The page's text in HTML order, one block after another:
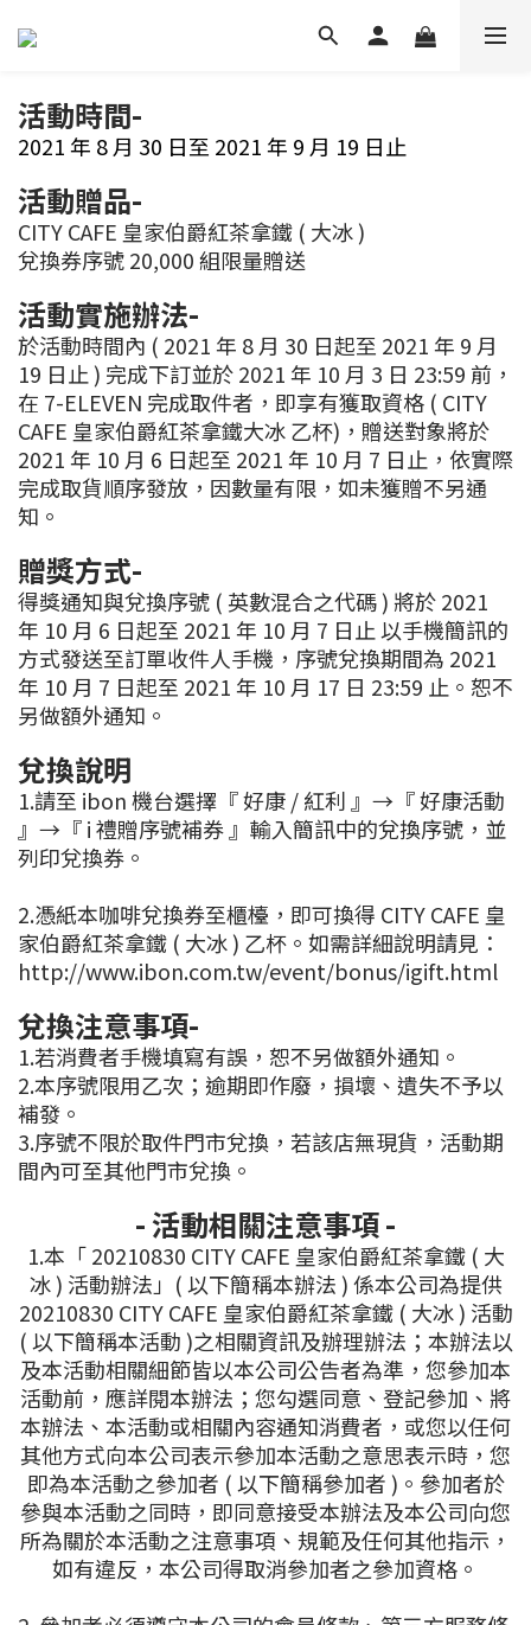
活動時間-
2021 年 8 月 30 日至 2021 年 9 月 19 日止
活動贈品-
CITY CAFE 皇家伯爵紅茶拿鐵 ( 大冰 )
兌換券序號 20,000 組限量贈送
活動實施辦法-
於活動時間內 ( 2021 年 8 月 30 日起至 2021 年 9 月
19 日止 ) 完成下訂並於 2021 年 10 月 3 日 23:59 前，
在 7-ELEVEN 完成取件者，即享有獲取資格 ( CITY
CAFE 皇家伯爵紅茶拿鐵大冰 乙杯)，贈送對象將於
2021 年 10 月 6 日起至 2021 年 10 月 7 日止，依實際
完成取貨順序發放，因數量有限，如未獲贈不另通
知。
贈獎方式-
得獎通知與兌換序號 ( 英數混合之代碼 ) 將於 2021
年 10 月 6 日起至 2021 年 10 月 7 日止 以手機簡訊的
方式發送至訂單收件人手機，序號兌換期間為 2021
年 10 月 7 日起至 2021 年 10 月 17 日 23:59 止。恕不
另做額外通知。
兌換說明
1.請至 ibon 機台選擇『 好康 / 紅利 』→『 好康活動
』→『 i 禮贈序號補券 』輸入簡訊中的兌換序號，並
列印兌換券。
2.憑紙本咖啡兌換券至櫃檯，即可換得 CITY CAFE 皇
家伯爵紅茶拿鐵 ( 大冰 ) 乙杯。如需詳細說明請見：
http://www.ibon.com.tw/event/bonus/igift.html
兌換注意事項-
1.若消費者手機填寫有誤，恕不另做額外通知。
2.本序號限用乙次；逾期即作廢，損壞、遺失不予以
補發。
3.序號不限於取件門市兌換，若該店無現貨，活動期
間內可至其他門市兌換。
- 活動相關注意事項 -
1.本「 20210830 CITY CAFE 皇家伯爵紅茶拿鐵 ( 大
冰 ) 活動辦法」( 以下簡稱本辦法 ) 係本公司為提供
20210830 CITY CAFE 皇家伯爵紅茶拿鐵 ( 大冰 ) 活動
( 以下簡稱本活動 )之相關資訊及辦理辦法；本辦法以
及本活動相關細節皆以本公司公告者為準，您參加本
活動前，應詳閱本辦法；您勾選同意、登記參加、將
本辦法、本活動或相關內容通知消費者，或您以任何
其他方式向本公司表示參加本活動之意思表示時，您
即為本活動之參加者 ( 以下簡稱參加者 )。參加者於
參與本活動之同時，即同意接受本辦法及本公司向您
所為關於本活動之注意事項、規範及任何其他指示，
如有違反，本公司得取消參加者之參加資格。